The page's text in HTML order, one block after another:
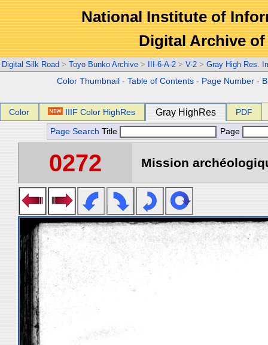
National Institute of
Digital Archive
Digital Silk Road > Toyo Bunko Archive > III-6-A-2 > V-2 > Gray High Res.
Color Thumbnail -Table of Contents - Page Number -
Color IIIF Color HighRes Gray HighRes PDF
Page Search Title Page
0272 Mission